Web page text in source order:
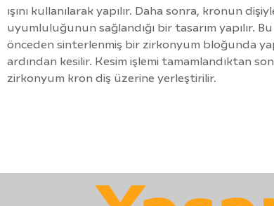
ışını kullanılarak yapılır. Daha sonra, kronun
uyumluluğunun sağlandığı bir tasarım yapılır. Bu
önceden sinterlenmiş bir zirkonyum bloğunda
ardından kesilir. Kesim işlemi tamamlandıktan
zirkonyum kron diş üzerine yerleştirilir.